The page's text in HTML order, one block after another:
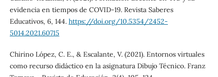
evidencia en tiempos de COVID-19. Revista Saberes
Educativos, 6, 144. https://doi.org/10.5354/2452-
5014.2021.60715
Chirino López, C. E., & Escalante, V. (2021). Entornos virtuales
como recurso didáctico en la asignatura Dibujo Técnico. Franz